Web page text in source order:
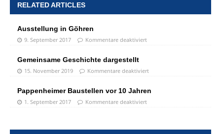
RELATED ARTICLES
Ausstellung in Göhren
9. September 2017 Kommentare deaktiviert
Gemeinsame Geschichte dargestellt
15. November 2019 Kommentare deaktiviert
Pappenheimer Baustellen vor 10 Jahren
1. September 2017 Kommentare deaktiviert